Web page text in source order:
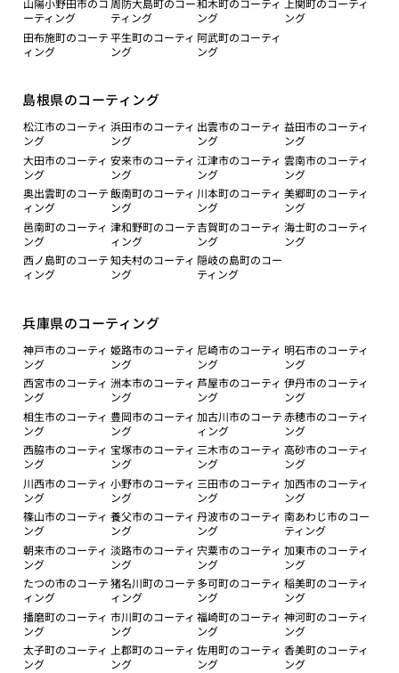
山陽小野田市のコ
ーティング
周防大島町のコー
ティング
和木町のコーティ
ング
上関町のコーティ
ング
田布施町のコーテ
ィング
平生町のコーティ
ング
阿武町のコーティ
ング
島根県のコーティング
松江市のコーティ
ング
浜田市のコーティ
ング
出雲市のコーティ
ング
益田市のコーティ
ング
大田市のコーティ
ング
安来市のコーティ
ング
江津市のコーティ
ング
雲南市のコーティ
ング
奥出雲町のコーテ
ィング
飯南町のコーティ
ング
川本町のコーティ
ング
美郷町のコーティ
ング
邑南町のコーティ
ング
津和野町のコーテ
ィング
吉賀町のコーティ
ング
海士町のコーティ
ング
西ノ島町のコーテ
ィング
知夫村のコーティ
ング
隠岐の島町のコー
ティング
兵庫県のコーティング
神戸市のコーティ
ング
姫路市のコーティ
ング
尼崎市のコーティ
ング
明石市のコーティ
ング
西宮市のコーティ
ング
洲本市のコーティ
ング
芦屋市のコーティ
ング
伊丹市のコーティ
ング
相生市のコーティ
ング
豊岡市のコーティ
ング
加古川市のコーテ
ィング
赤穂市のコーティ
ング
西脇市のコーティ
ング
宝塚市のコーティ
ング
三木市のコーティ
ング
高砂市のコーティ
ング
川西市のコーティ
ング
小野市のコーティ
ング
三田市のコーティ
ング
加西市のコーティ
ング
篠山市のコーティ
ング
養父市のコーティ
ング
丹波市のコーティ
ング
南あわじ市のコー
ティング
朝来市のコーティ
ング
淡路市のコーティ
ング
宍粟市のコーティ
ング
加東市のコーティ
ング
たつの市のコーテ
ィング
猪名川町のコーテ
ィング
多可町のコーティ
ング
稲美町のコーティ
ング
播磨町のコーティ
ング
市川町のコーティ
ング
福崎町のコーティ
ング
神河町のコーティ
ング
太子町のコーティ
ング
上郡町のコーティ
ング
佐用町のコーティ
ング
香美町のコーティ
ング